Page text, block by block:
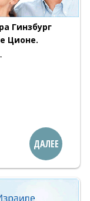
Гинзбург
Ционе.
ДАЛЕЕ